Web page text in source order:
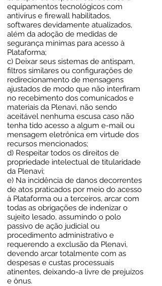
equipamentos tecnológicos com
antivírus e firewall habilitados,
softwares devidamente atualizados,
além da adoção de medidas de
segurança mínimas para acesso à
Plataforma;
c) Deixar seus sistemas de antispam,
filtros similares ou configurações de
redirecionamento de mensagens
ajustados de modo que não interfiram
no recebimento dos comunicados e
materiais da Plenavi, não sendo
aceitável nenhuma escusa caso não
tenha tido acesso a algum e-mail ou
mensagem eletrônica em virtude dos
recursos mencionados;
d) Respeitar todos os direitos de
propriedade intelectual de titularidade
da Plenavi;
e) Na incidência de danos decorrentes
de atos praticados por meio do acesso
à Plataforma ou a terceiros, arcar com
todas as obrigações de indenizar o
sujeito lesado, assumindo o polo
passivo de ação judicial ou
procedimento administrativo e
requerendo a exclusão da Plenavi,
devendo arcar totalmente com as
despesas e custas processuais
atinentes, deixando-a livre de prejuízos
e ônus.